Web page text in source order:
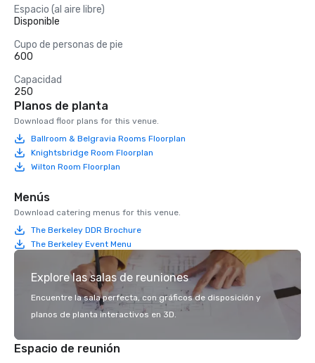
Espacio (al aire libre)
Disponible
Cupo de personas de pie
600
Capacidad
250
Planos de planta
Download floor plans for this venue.
Ballroom & Belgravia Rooms Floorplan
Knightsbridge Room Floorplan
Wilton Room Floorplan
Menús
Download catering menus for this venue.
The Berkeley DDR Brochure
The Berkeley Event Menu
Explore las salas de reuniones
Encuentre la sala perfecta, con gráficos de disposición y
planos de planta interactivos en 3D.
Espacio de reunión